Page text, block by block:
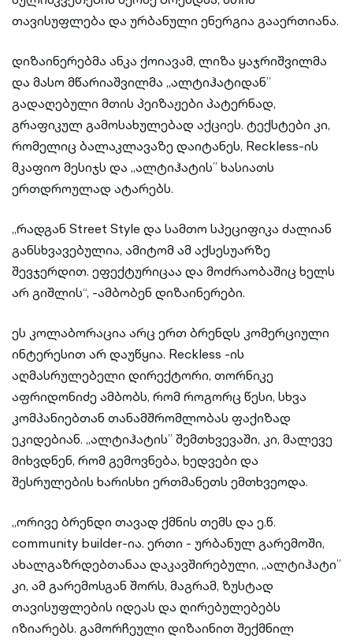
თავისუფლება და ურბანული ენერგია გააერთიანა.
დიზაინერებმა ანკა ქოიავამ, ლიზა ყაჯრიშვილმა
და მასო მწარიაშვილმა ,,ალტიჰატიდან’’
გადაღებული მთის პეიზაჟები პატერნად,
გრაფიკულ გამოსახულებად აქციეს. ტექსტები კი,
რომელიც ბალაკლავაზე დაიტანეს, Reckless-ის
მკაფიო მესიჯს და ,,ალტიჰატის’’ ხასიათს
ერთდროულად ატარებს.
„რადგან Street Style და სამთო სპეციფიკა ძალიან
განსხვავებულია, ამიტომ ამ აქსესუარზე
შევჯერდით. ეფექტურიცაა და მოძრაობაშიც ხელს
არ გიშლის“, -ამბობენ დიზაინერები.
ეს კოლაბორაცია არც ერთ ბრენდს კომერციული
ინტერესით არ დაუწყია. Reckless -ის
აღმასრულებელი დირექტორი, თორნიკე
აფრიდონიძე ამბობს, რომ როგორც წესი, სხვა
კომპანიებთან თანამშრომლობას ფაქიზად
ეკიდებიან. ,,ალტიჰატის’’ შემთხვევაში, კი, მალევე
მიხვდნენ, რომ გემოვნება, ხედვები და
შესრულების ხარისხი ერთმანეთს ემთხვეოდა.
„ორივე ბრენდი თავად ქმნის თემს და ე.წ.
community builder-ია. ერთი - ურბანულ გარემოში,
ახალგაზრდებთანაა დაკავშირებული, ,,ალტიჰატი’’
კი, ამ გარემოსგან შორს, მაგრამ, ზუსტად
თავისუფლების იდეას და ღირებულებებს
იზიარებს. გამორჩეული დიზაინით შექმნილ